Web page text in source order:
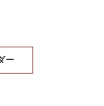
ー